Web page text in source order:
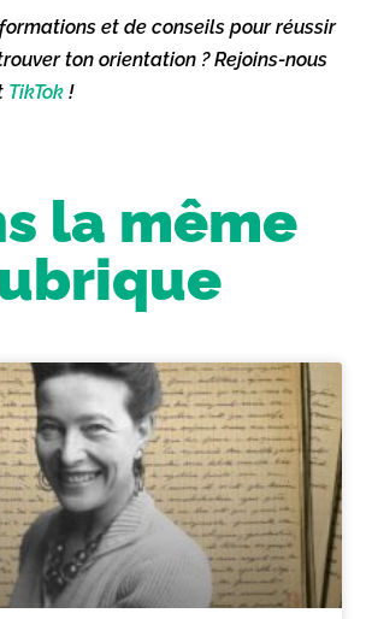
et de conseils pour réussir
ton orientation ? Rejoins-nous
TikTok !
la même